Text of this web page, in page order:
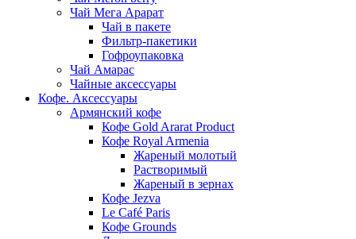
Чай Мега Арарат
Чай в пакете
Фильтр-пакетики
Гофроупаковка
Чай Амарас
Чайные аксессуары
Кофе. Аксессуары
Армянский кофе
Кофе Gold Ararat Product
Кофе Royal Armenia
Жареный молотый
Растворимый
Жареный в зернах
Кофе Jezva
Le Café Paris
Кофе Grounds